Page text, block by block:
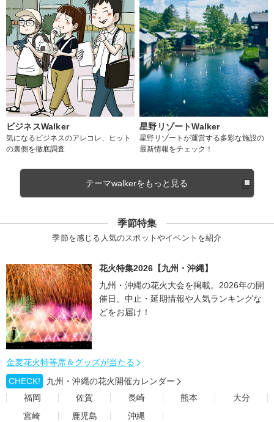
ビジネスWalker
気になるビジネスのアレコレ、ヒット
の裏側を徹底調査
星野リゾートWalker
星野リゾートが運営する多彩な施設の
最新情報をチェック！
テーマwalkerをもっと見る
季節特集
季節を感じる人気のスポットやイベントを紹介
花火特集2026【九州・沖縄】
九州・沖縄の花火大会を掲載。2026年の開
催日、中止・延期情報や人気ランキングな
どをお届け！
金麦花火特等席＆グッズが当たる
CHECK!
九州・沖縄の花火開催カレンダー
福岡
佐賀 長崎 熊本
大分
宮崎
鹿児島 沖縄